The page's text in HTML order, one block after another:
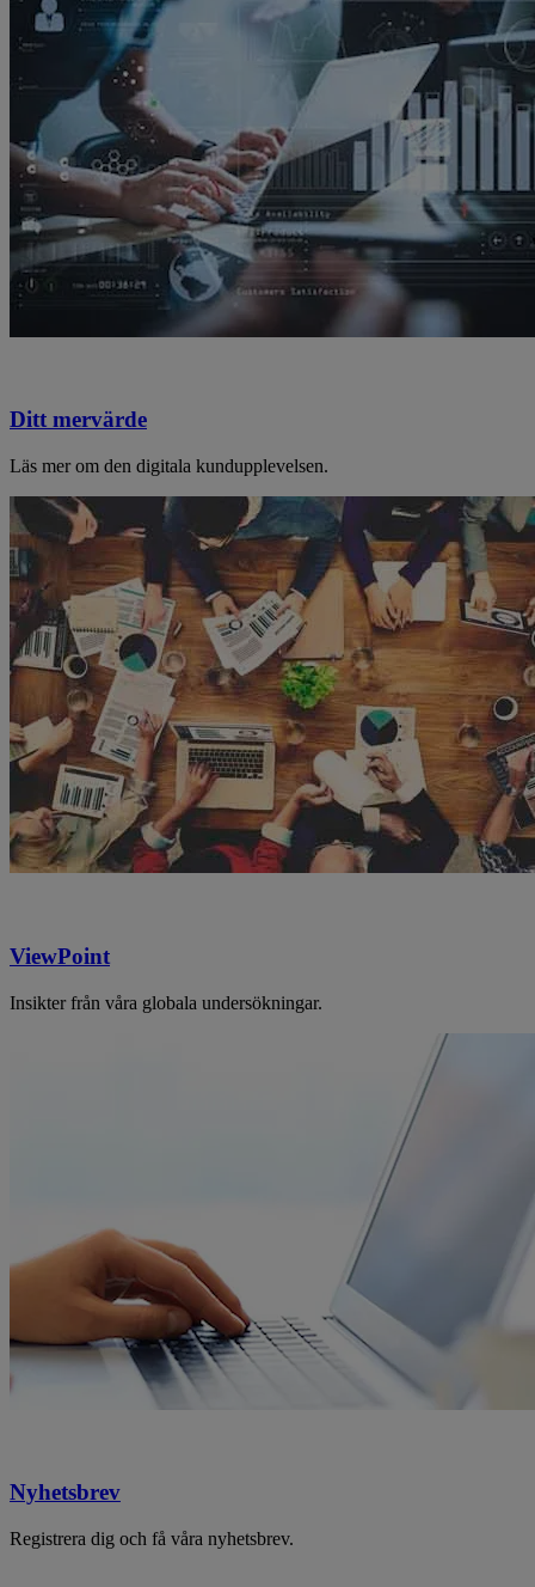
Ditt mervärde
Läs mer om den digitala kundupplevelsen.
ViewPoint
Insikter från våra globala undersökningar.
Nyhetsbrev
Registrera dig och få våra nyhetsbrev.